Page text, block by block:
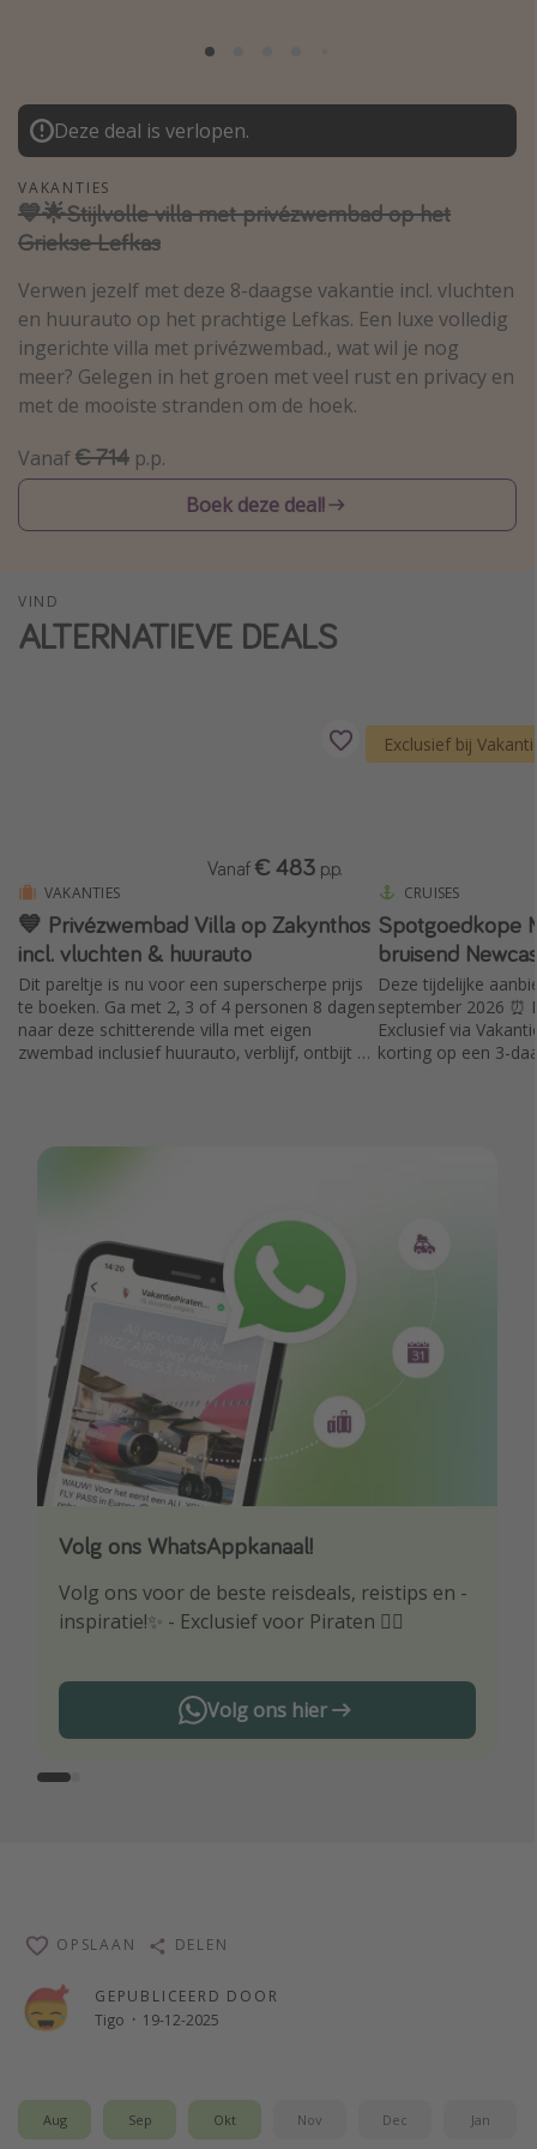
Malta
Madeira
Egypte
Bali
Type vakantie
Overzicht
Weekendje weg
Autoverhuur
Vroegboeker
Groepsreizen
Vakantieparken
Zonvakanties
Rondreizen
Beste keukens ter wereld
Center Parcs
Disneyland Parijs
Strandvakantie in Italië
Strandvakantie in Nederland
All inclusive vakantie in Griekenland
Deze deal is verlopen.
VAKANTIES
💙🌟Stijlvolle villa met privézwembad op het
Griekse Lefkas
Verwen jezelf met deze 8-daagse vakantie incl. vluchten
en huurauto op het prachtige Lefkas. Een luxe volledig
ingerichte villa met privézwembad., wat wil je nog
meer? Gelegen in het groen met veel rust en privacy en
met de mooiste stranden om de hoek.
Vanaf€ 714 p.p.
Boek deze deal!
VIND
ALTERNATIEVE DEALS
VAKANTIES
💙 Privézwembad Villa op Zakynthos
incl. vluchten & huurauto
Dit pareltje is nu voor een superscherpe prijs
te boeken. Ga met 2, 3 of 4 personen 8 dagen
naar deze schitterende villa met eigen
zwembad inclusief huurauto, verblijf, ontbijt &
Vanaf € 483 p.p.
Exclusief bij
CRUISES
Spotgoedkope
bruisend
Deze tijdelijke
september 2026 ⏰
Exclusief via
korting op een 3-
Volg ons WhatsAppkanaal!
Volg ons voor de beste reisdeals, reistips en -
inspiratie!✨ - Exclusief voor Piraten 🏴‍☠️
Volg ons hier
Download onze app
Wees als eerste op de hoogte van de beste
reisaanbiedingen
GEPUBLICEERD DOOR
Tigo · 19-12-2025
OPSLAAN DELEN
Aug Sep Okt Nov Dec Jan